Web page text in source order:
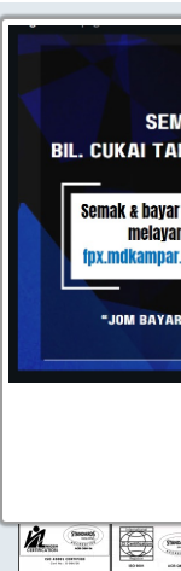
HUBUNGI
Datang dan
kepada kami pada
kepada semua
Majlis Daerah
Kampar, Jalan
05-4671020
05-4671040
TOPIK
TENDER DAN